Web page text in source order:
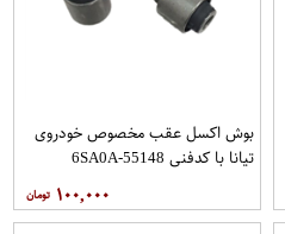
بوش اکسل عقب مخصوص خودروی
تیانا با کدفنی 55148-6SA0A
برندنیسان موتور فروشگاه مگاموتور
۱۰۰,۰۰۰